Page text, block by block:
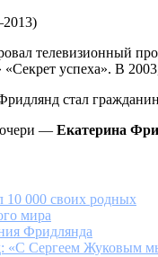
телевизионный
«Секрет успеха». В
стал
— Екатерина
10 000 своих родных
мира
Фридлянда
«С Сергеем Жуковым